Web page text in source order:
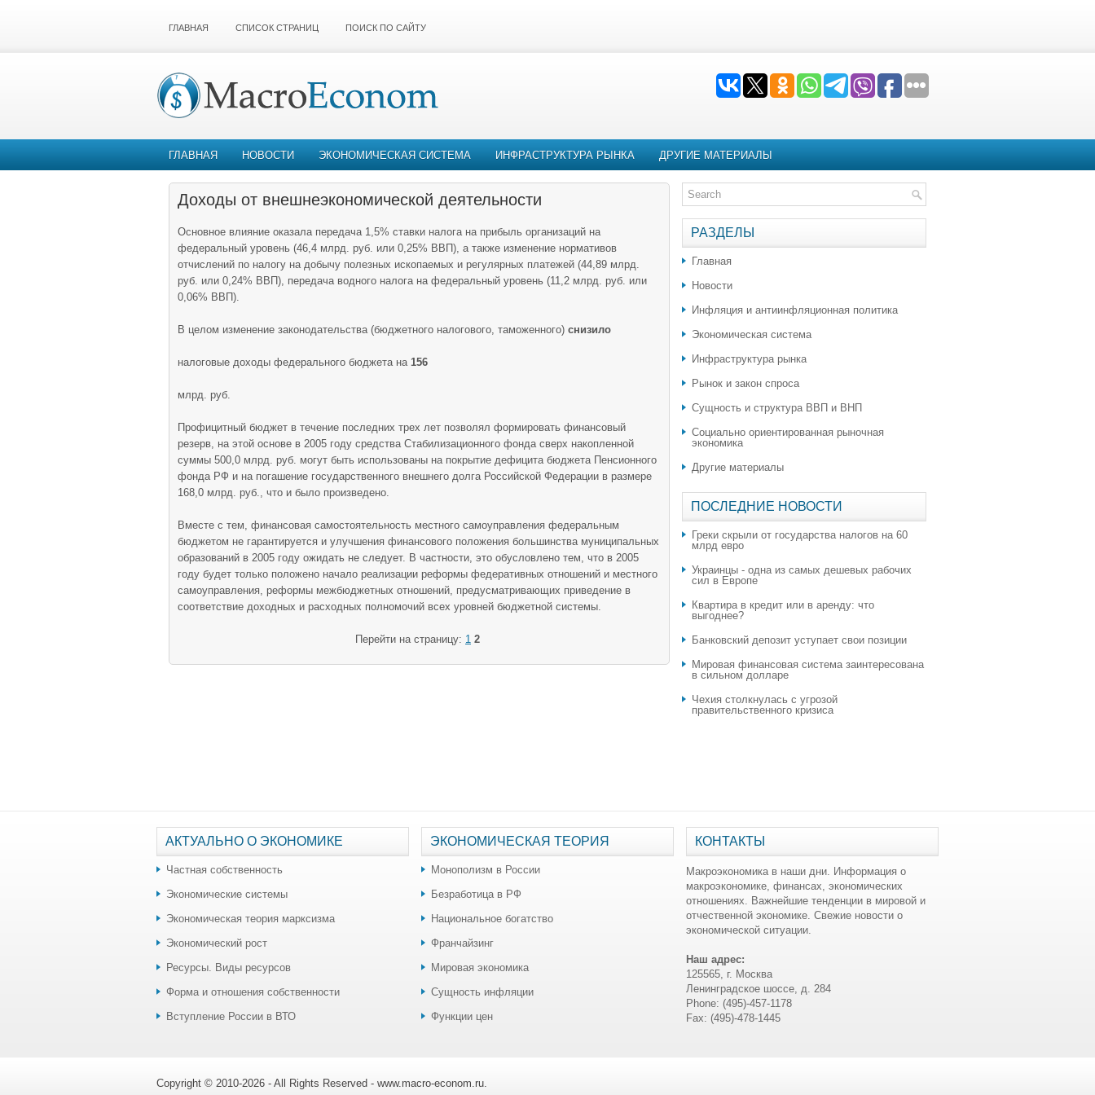
ГЛАВНАЯ СПИСОК СТРАНИЦ ПОИСК ПО САЙТУ
ГЛАВНАЯ НОВОСТИ ЭКОНОМИЧЕСКАЯ СИСТЕМА ИНФРАСТРУКТУРА РЫНКА ДРУГИЕ МАТЕРИАЛЫ
Доходы от внешнеэкономической деятельности
Основное влияние оказала передача 1,5% ставки налога на прибыль организаций на
федеральный уровень (46,4 млрд. руб. или 0,25% ВВП), а также изменение нормативов
отчислений по налогу на добычу полезных ископаемых и регулярных платежей (44,89 млрд.
руб. или 0,24% ВВП), передача водного налога на федеральный уровень (11,2 млрд. руб. или
0,06% ВВП).
В целом изменение законодательства (бюджетного налогового, таможенного) снизило
налоговые доходы федерального бюджета на 156
млрд. руб.
Профицитный бюджет в течение последних трех лет позволял формировать финансовый
резерв, на этой основе в 2005 году средства Стабилизационного фонда сверх накопленной
суммы 500,0 млрд. руб. могут быть использованы на покрытие дефицита бюджета Пенсионного
фонда РФ и на погашение государственного внешнего долга Российской Федерации в размере
168,0 млрд. руб., что и было произведено.
Вместе с тем, финансовая самостоятельность местного самоуправления федеральным
бюджетом не гарантируется и улучшения финансового положения большинства муниципальных
образований в 2005 году ожидать не следует. В частности, это обусловлено тем, что в 2005
году будет только положено начало реализации реформы федеративных отношений и местного
самоуправления, реформы межбюджетных отношений, предусматривающих приведение в
соответствие доходных и расходных полномочий всех уровней бюджетной системы.
Перейти на страницу: 1 2
РАЗДЕЛЫ
Главная
Новости
Инфляция и антиинфляционная политика
Экономическая система
Инфраструктура рынка
Рынок и закон спроса
Сущность и структура ВВП и ВНП
Социально ориентированная рыночная
экономика
Другие материалы
ПОСЛЕДНИЕ НОВОСТИ
Греки скрыли от государства налогов на 60
млрд евро
Украинцы - одна из самых дешевых рабочих
сил в Европе
Квартира в кредит или в аренду: что
выгоднее?
​Банковский депозит уступает свои позиции
Мировая финансовая система заинтересована
в сильном долларе
Чехия столкнулась с угрозой
правительственного кризиса
АКТУАЛЬНО О ЭКОНОМИКЕ
Частная собственность
Экономические системы
Экономическая теория марксизма
Экономический рост
Ресурсы. Виды ресурсов
Форма и отношения собственности
Вступление России в ВТО
ЭКОНОМИЧЕСКАЯ ТЕОРИЯ
Монополизм в России
Безработица в РФ
Национальное богатство
Франчайзинг
Мировая экономика
Сущность инфляции
Функции цен
КОНТАКТЫ
Макроэкономика в наши дни. Информация о
макроэкономике, финансах, экономических
отношениях. Важнейшие тенденции в мировой и
отчественной экономике. Свежие новости о
экономической ситуации.
Наш адрес:
125565, г. Москва
Ленинградское шоссе, д. 284
Phone: (495)-457-1178
Fax: (495)-478-1445
Copyright © 2010-2026 - All Rights Reserved - www.macro-econom.ru.